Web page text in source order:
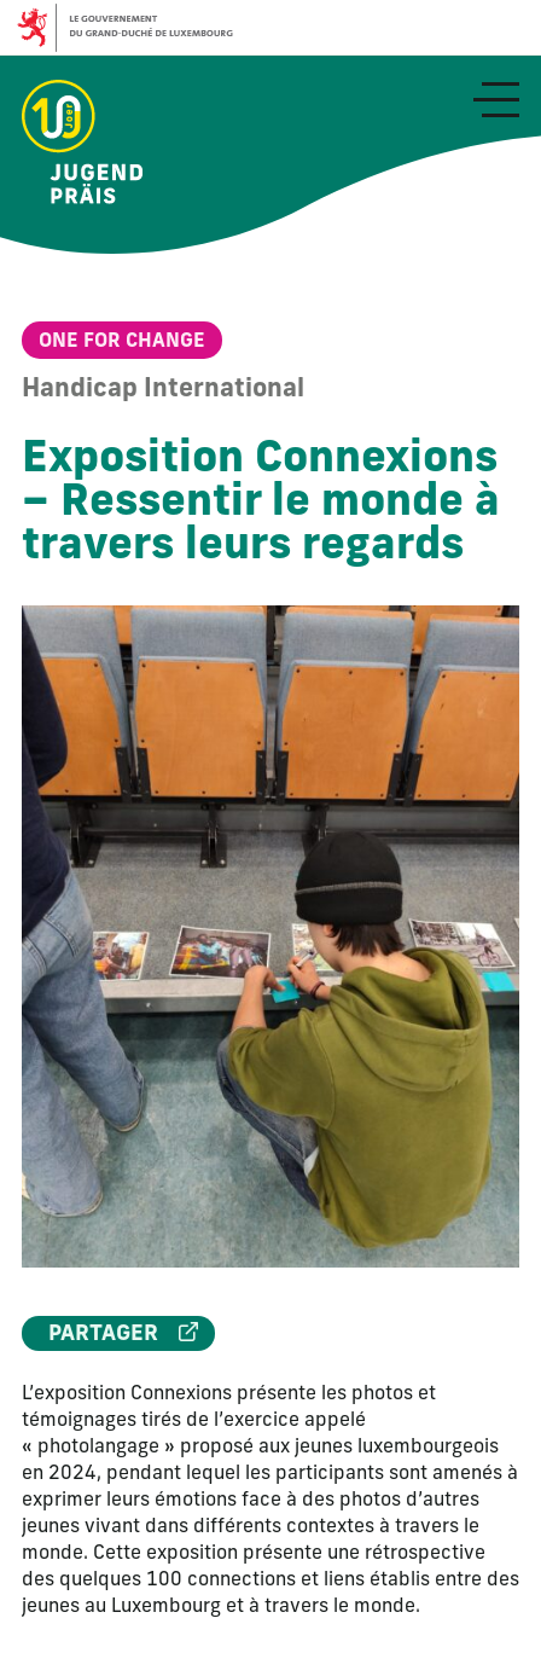
ONE FOR CHANGE
Handicap International
Exposition Connexions
– Ressentir le monde à
travers leurs regards
L’exposition Connexions présente les photos et
témoignages tirés de l’exercice appelé
« photolangage » proposé aux jeunes luxembourgeois
en 2024, pendant lequel les participants sont amenés à
exprimer leurs émotions face à des photos d’autres
jeunes vivant dans différents contextes à travers le
monde. Cette exposition présente une rétrospective
des quelques 100 connections et liens établis entre des
jeunes au Luxembourg et à travers le monde.
PARTAGER